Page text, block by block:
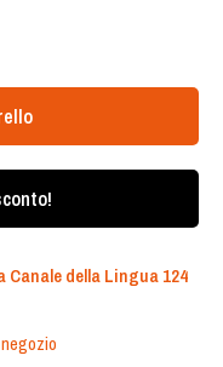
Canale della Lingua 124